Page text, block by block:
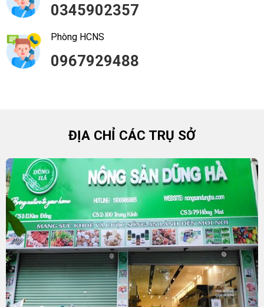
0345902357
Phòng HCNS
0967929488
ĐỊA CHỈ CÁC TRỤ SỞ